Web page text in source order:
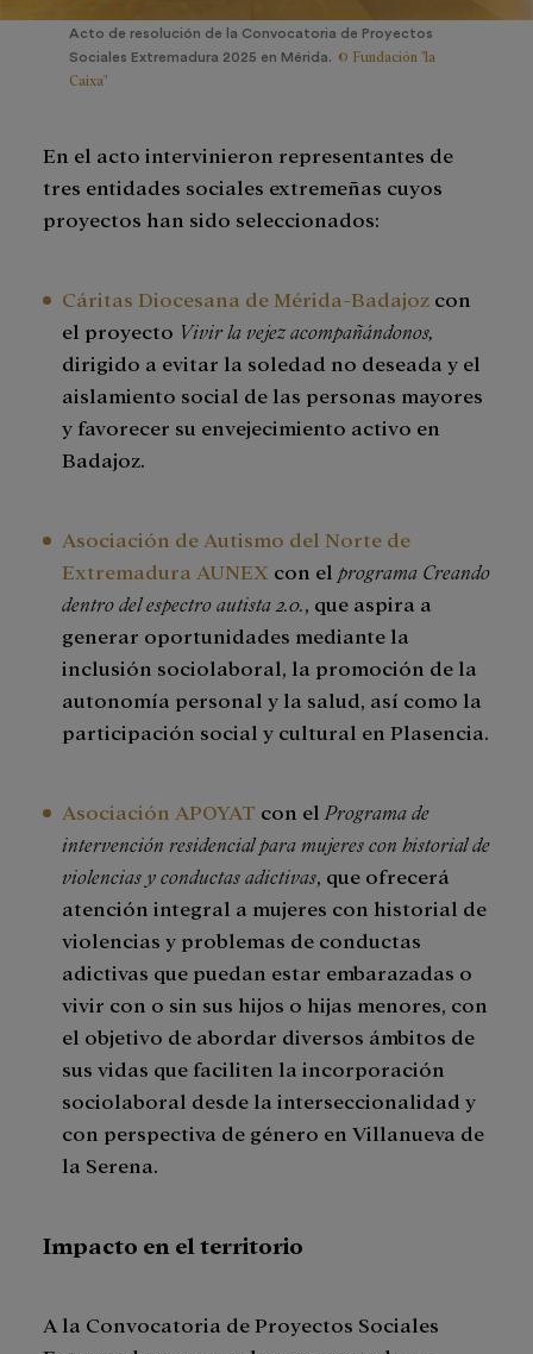
Acto de resolución de la Convocatoria de Proyectos
Sociales Extremadura 2025 en Mérida. © Fundación "la
Caixa"
En el acto intervinieron representantes de
tres entidades sociales extremeñas cuyos
proyectos han sido seleccionados:
Cáritas Diocesana de Mérida-Badajoz con
el proyecto Vivir la vejez acompañándonos,
dirigido a evitar la soledad no deseada y el
aislamiento social de las personas mayores
y favorecer su envejecimiento activo en
Badajoz.
Asociación de Autismo del Norte de
Extremadura AUNEX con el programa Creando
dentro del espectro autista 2.0.
, que aspira a
generar oportunidades mediante la
inclusión sociolaboral, la promoción de la
autonomía personal y la salud, así como la
participación social y cultural en Plasencia.
Asociación APOYAT con el Programa de
intervención residencial para mujeres con historial de
violencias y conductas adictivas , que ofrecerá
atención integral a mujeres con historial de
violencias y problemas de conductas
adictivas que puedan estar embarazadas o
vivir con o sin sus hijos o hijas menores, con
el objetivo de abordar diversos ámbitos de
sus vidas que faciliten la incorporación
sociolaboral desde la interseccionalidad y
con perspectiva de género en Villanueva de
la Serena.
Impacto en el territorio
A la Convocatoria de Proyectos Sociales